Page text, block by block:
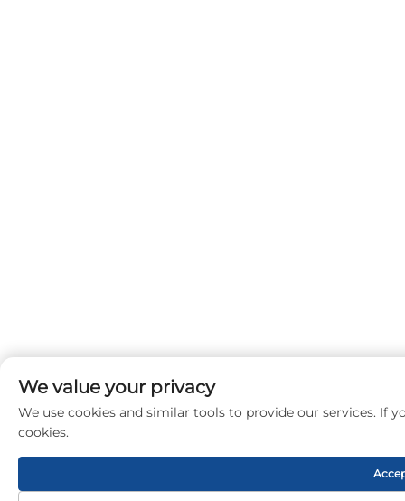
We value your privacy
We use cookies and similar tools to provide our services. If
cookies.